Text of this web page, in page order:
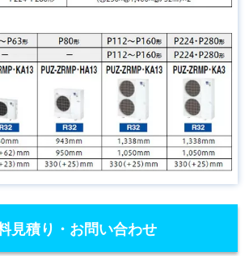
見積り・お問い合わせ